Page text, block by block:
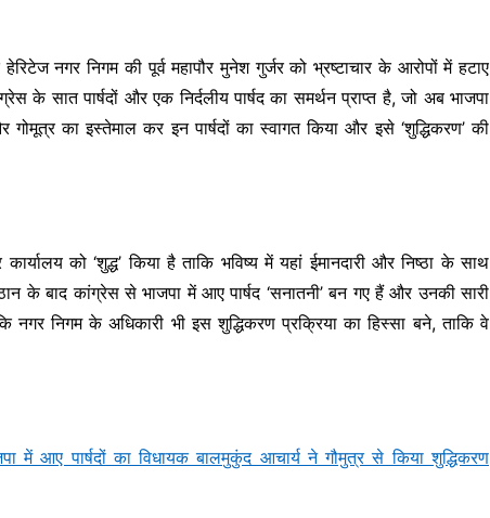
नगर निगम की पूर्व महापौर मुनेश गुर्जर को भ्रष्टाचार के आरोपों में हटाए
के सात पार्षदों और एक निर्दलीय पार्षद का समर्थन प्राप्त है, जो अब भाजपा
का इस्तेमाल कर इन पार्षदों का स्वागत किया और इसे ‘शुद्धिकरण’ की
को ‘शुद्ध’ किया है ताकि भविष्य में यहां ईमानदारी और निष्ठा के साथ
के बाद कांग्रेस से भाजपा में आए पार्षद ‘सनातनी’ बन गए हैं और उनकी सारी
नगर निगम के अधिकारी भी इस शुद्धिकरण प्रक्रिया का हिस्सा बने, ताकि वे
आए पार्षदों का विधायक बालमुकुंद आचार्य ने गौमुत्र से किया शुद्धिकरण